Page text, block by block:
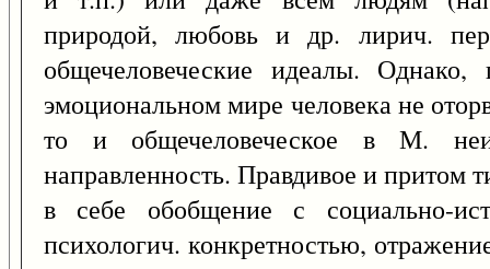
природой, любовь и др. лирич.
общечеловеческие идеалы.
эмоциональном мире человека не
то и общечеловеческое в М.
направленность. Правдивое и притом
в себе обобщение с социально-
психологич. конкретностью,